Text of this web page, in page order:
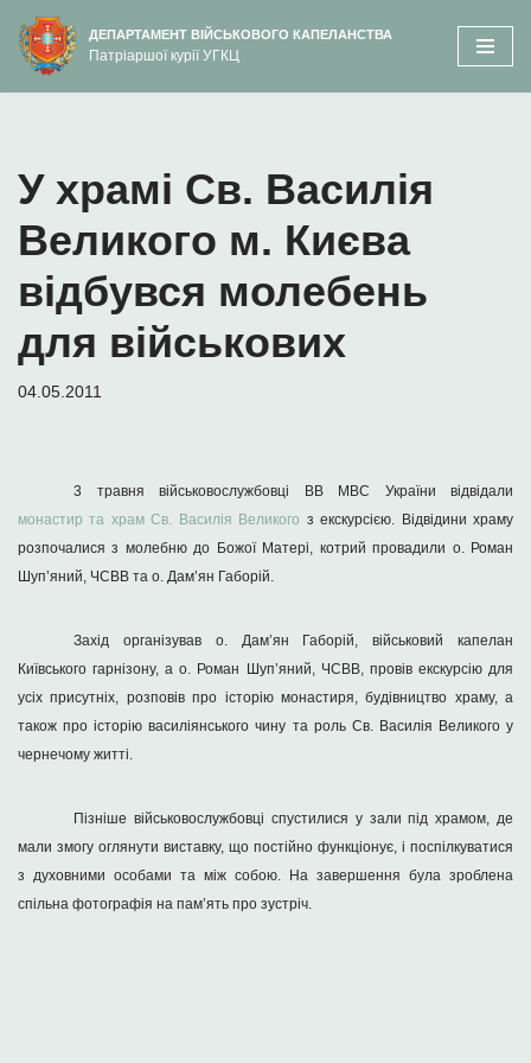
вмісту
Перейти
до
ДЕПАРТАМЕНТ ВІЙСЬКОВОГО КАПЕЛАНСТВА
Патріаршої курії УГКЦ
У храмі Св. Василія
Великого м. Києва
відбувся молебень
для військових
04.05.2011
3 травня військовослужбовці ВВ МВС України відвідали
монастир та храм Св. Василія Великого з екскурсією. Відвідини храму
розпочалися з молебню до Божої Матері, котрий провадили о. Роман
Шуп’яний, ЧСВВ та о. Дам’ян Габорій.
Захід організував о. Дам’ян Габорій, військовий капелан
Київського гарнізону, а о. Роман Шуп’яний, ЧСВВ, провів екскурсію для
усіх присутніх, розповів про історію монастиря, будівництво храму, а
також про історію василіянського чину та роль Св. Василія Великого у
чернечому житті.
Пізніше військовослужбовці спустилися у зали під храмом, де
мали змогу оглянути виставку, що постійно функціонує, і поспілкуватися
з духовними особами та між собою. На завершення була зроблена
спільна фотографія на пам’ять про зустріч.